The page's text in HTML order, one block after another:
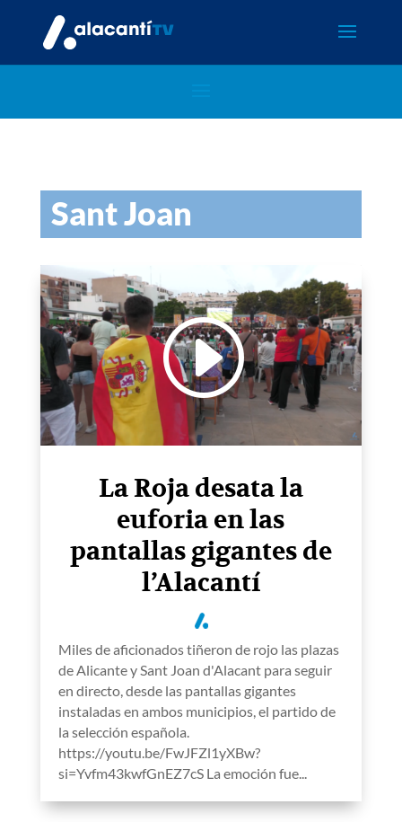
Sant Joan
La Roja desata la
euforia en las
pantallas gigantes de
l’Alacantí
Miles de aficionados tiñeron de rojo las plazas
de Alicante y Sant Joan d'Alacant para seguir
en directo, desde las pantallas gigantes
instaladas en ambos municipios, el partido de
la selección española.
https://youtu.be/FwJFZl1yXBw?
si=Yvfm43kwfGnEZ7cS La emoción fue...